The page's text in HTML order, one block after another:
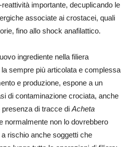
importante, decuplicando le
associate ai crostacei, quali
fino allo shock anafilattico.
ingrediente nella filiera
sempre più articolata e complessa
e produzione, espone a un
di contaminazione crociata, anche
presenza di tracce di Acheta
normalmente non lo dovrebbero
rischio anche soggetti che